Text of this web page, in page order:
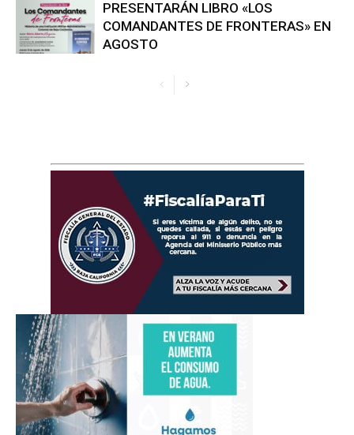
PRESENTARÁN LIBRO «LOS
COMANDANTES DE FRONTERAS» EN
AGOSTO